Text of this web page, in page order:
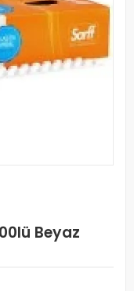
Beyaz